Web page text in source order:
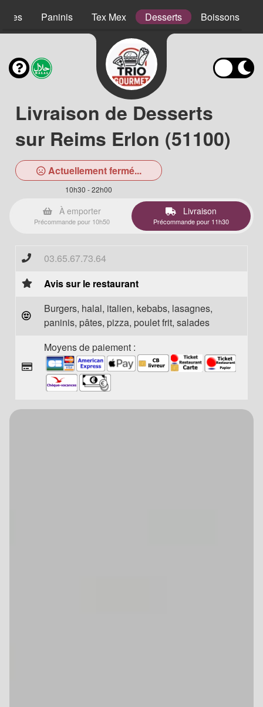
Paninis Tex Mex Desserts Boissons
Livraison de Desserts
sur Reims Erlon (51100)
Actuellement fermé...
10h30 - 22h00
À emporter
Précommande pour 10h50
Livraison
Précommande pour 11h30
03.65.67.73.64
Avis sur le restaurant
Burgers, halal, italien, kebabs, lasagnes,
paninis, pâtes, pizza, poulet frit, salades
Moyens de paiement :